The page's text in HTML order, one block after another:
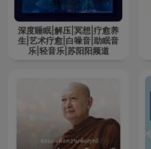
深度睡眠|解压|冥想|疗愈养
生|艺术疗愈|白噪音|助眠音
乐|轻音乐|苏阳阳频道